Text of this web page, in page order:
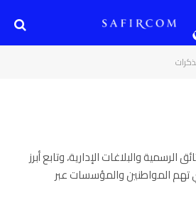
الرسمية والبلاغات الإدارية، وتابع أبرز
تهم المواطنين والمؤسسات عبر